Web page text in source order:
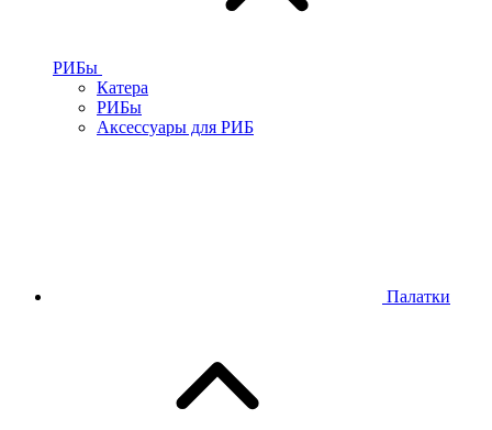
РИБы
Катера
РИБы
Аксессуары для РИБ
Палатки